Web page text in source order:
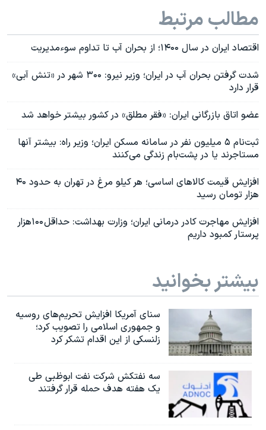
مطالب مرتبط
اقتصاد ایران در سال ۱۴۰۰؛ از بحران آب تا تداوم سوءمدیریت
شدت گرفتن بحران آب در ایران؛‌ وزیر نیرو: ۳۰۰ شهر در «تنش آبی»
قرار دارد
عضو اتاق بازرگانی ایران: «فقر مطلق» در کشور بیشتر خواهد شد
ثبت‌نام ۵ میلیون نفر در سامانه مسکن ایران؛ وزیر راه: بیشتر آنها
مستاجرند یا در پشت‌بام‌ زندگی می‌کنند
افزایش قیمت کالاهای اساسی؛ هر کیلو مرغ در تهران به حدود ۴۰
هزار تومان رسید
افزایش مهاجرت کادر درمانی ایران؛ وزارت بهداشت: حداقل ۱۰۰هزار
پرستار کمبود داریم
بیشتر بخوانید
سنای آمریکا افزایش تحریم‌های روسیه
و جمهوری اسلامی را تصویب کرد؛
زلنسکی از این اقدام تشکر کرد
سه نفتکش شرکت نفت ابوظبی طی
یک هفته هدف حمله قرار گرفتند